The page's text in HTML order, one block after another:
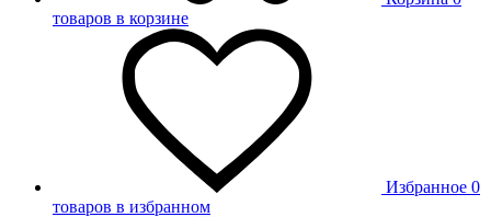
товаров в корзине
Избранное 0
товаров в избранном